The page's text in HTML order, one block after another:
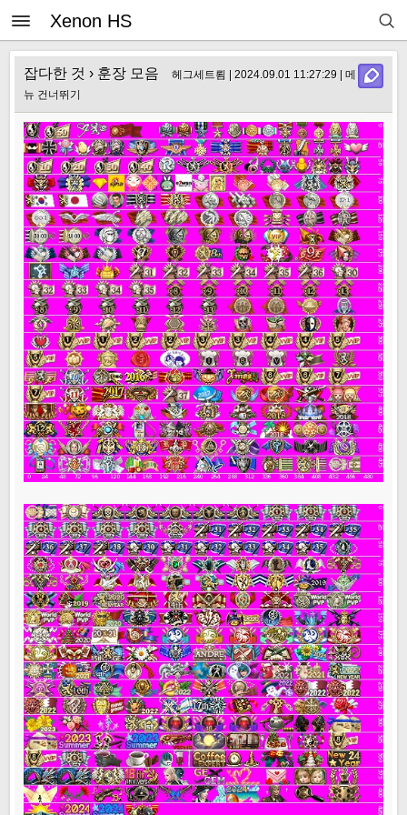
Xenon HS
잡다한 것 › 훈장 모음 헤그세트룀 | 2024.09.01 11:27:29 | 메
뉴 건너뛰기